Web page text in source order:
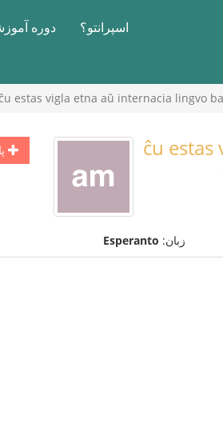
اسپرانتو؟ دوره
ĉu estas vigla etna aŭ internacia lingvo
ĉu
زبان: Esperanto